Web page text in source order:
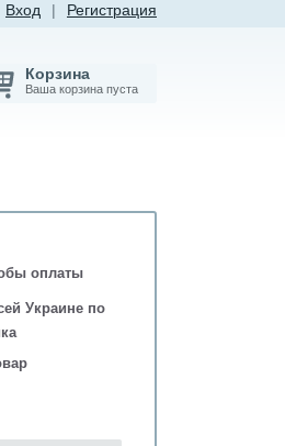
Вход Регистрация
Корзина
Ваша корзина пуста
оплаты
Украине по